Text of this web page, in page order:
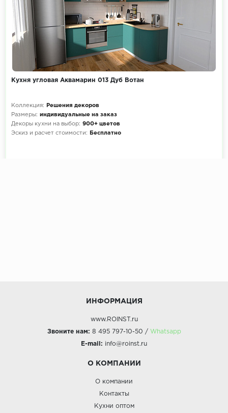
Кухня угловая Аквамарин 013 Дуб Вотан
Коллекция:
Решения декоров
Размеры: индивидуальные на заказ
Декоры кухни на выбор: 900+ цветов
Эскиз и расчет стоимости:
Бесплатно
ИНФОРМАЦИЯ
www.ROINST.ru
Звоните нам: 8 495 797-10-50 / Whatsapp
E-mail: info@roinst.ru
О КОМПАНИИ
О компании
Контакты
Кухни оптом